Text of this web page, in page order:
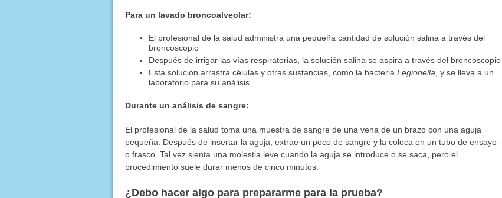
Para un lavado broncoalveolar:
El profesional de la salud administra una pequeña cantidad de solución salina a través del
broncoscopio
Después de irrigar las vías respiratorias, la solución salina se aspira a través del broncoscopio
Esta solución arrastra células y otras sustancias, como la bacteria Legionella , y se lleva a un
laboratorio para su análisis
Durante un análisis de sangre:
El profesional de la salud toma una muestra de sangre de una vena de un brazo con una aguja
pequeña. Después de insertar la aguja, extrae un poco de sangre y la coloca en un tubo de ensayo
o frasco. Tal vez sienta una molestia leve cuando la aguja se introduce o se saca, pero el
procedimiento suele durar menos de cinco minutos.
¿Debo hacer algo para prepararme para la prueba?